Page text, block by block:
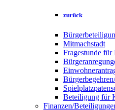
zurück
Mitmachstadt
Fragestunde
Beteiligung für
Finanzen/